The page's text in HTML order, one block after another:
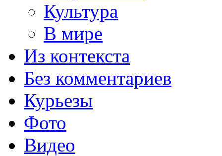
Культура
В мире
Из контекста
Без комментариев
Курьезы
Фото
Видео